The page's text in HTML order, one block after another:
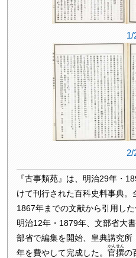
1/
2/
『古事類苑』は、明治29年・
けて刊行された百科史料事典。
1867年までの文献から引用し
明治12年・1879年、文部省大
部省で編集を開始、皇典講究
年を費やして完成した。 官撰
かんせん
の